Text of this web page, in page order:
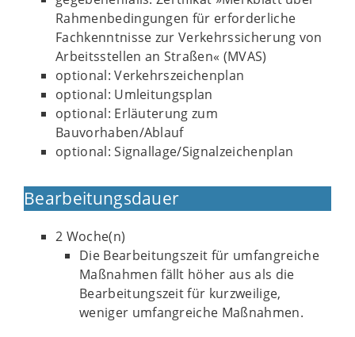
Rahmenbedingungen für erforderliche
Fachkenntnisse zur Verkehrssicherung von
Arbeitsstellen an Straßen« (MVAS)
optional: Verkehrszeichenplan
optional: Umleitungsplan
optional: Erläuterung zum
Bauvorhaben/Ablauf
optional: Signallage/Signalzeichenplan
Bearbeitungsdauer
2 Woche(n)
Die Bearbeitungszeit für umfangreiche
Maßnahmen fällt höher aus als die
Bearbeitungszeit für kurzweilige,
weniger umfangreiche Maßnahmen.